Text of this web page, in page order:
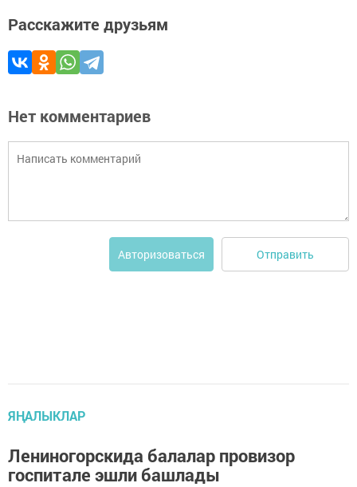
Расскажите друзьям
Нет комментариев
Авторизоваться Отправить
ЯҢАЛЫКЛАР
Лениногорскида балалар провизор
госпитале эшли башлады